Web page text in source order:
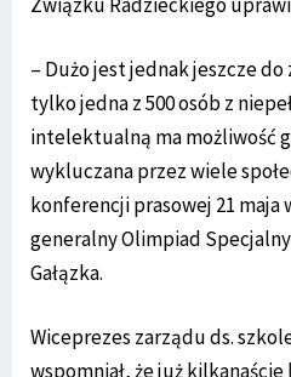
Związku Radzieckiego
– Dużo jest jednak jeszcze
tylko jedna z 500 osób z
intelektualną ma możliwość
wykluczana przez wiele
konferencji prasowej 21 maja
generalny Olimpiad
Gałązka.
Wiceprezes zarządu ds.
wspomniał, że już